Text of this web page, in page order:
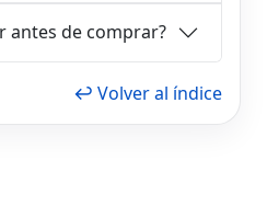
antes de comprar?
↩ Volver al índice